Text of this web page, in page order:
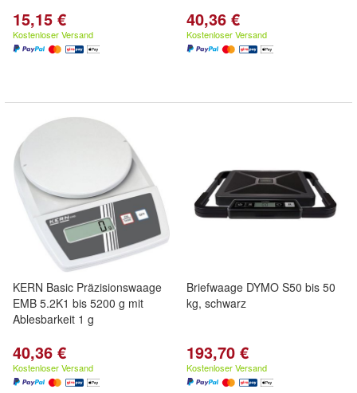
15,15 €
Kostenloser Versand
40,36 €
Kostenloser Versand
KERN Basic Präzisionswaage
EMB 5.2K1 bis 5200 g mit
Ablesbarkeit 1 g
40,36 €
Kostenloser Versand
Briefwaage DYMO S50 bis 50
kg, schwarz
193,70 €
Kostenloser Versand